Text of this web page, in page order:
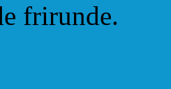
frirunde.